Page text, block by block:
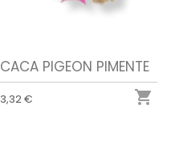
CACA PIGEON PIMENTE
3,32 € 